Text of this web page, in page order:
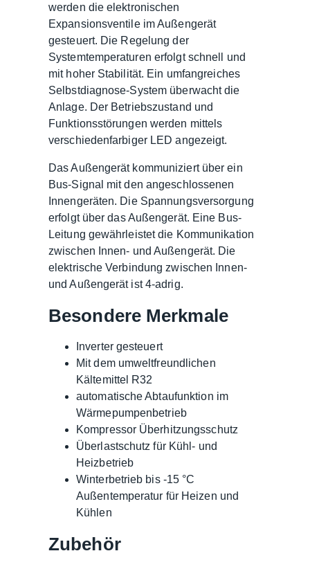
werden die elektronischen
Expansionsventile im Außengerät
gesteuert. Die Regelung der
Systemtemperaturen erfolgt schnell und
mit hoher Stabilität. Ein umfangreiches
Selbstdiagnose-System überwacht die
Anlage. Der Betriebszustand und
Funktionsstörungen werden mittels
verschiedenfarbiger LED angezeigt.
Das Außengerät kommuniziert über ein
Bus-Signal mit den angeschlossenen
Innengeräten. Die Spannungsversorgung
erfolgt über das Außengerät. Eine Bus-
Leitung gewährleistet die Kommunikation
zwischen Innen- und Außengerät. Die
elektrische Verbindung zwischen Innen-
und Außengerät ist 4-adrig.
Besondere Merkmale
Inverter gesteuert
Mit dem umweltfreundlichen
Kältemittel R32
automatische Abtaufunktion im
Wärmepumpenbetrieb
Kompressor Überhitzungsschutz
Überlastschutz für Kühl- und
Heizbetrieb
Winterbetrieb bis -15 °C
Außentemperatur für Heizen und
Kühlen
Zubehör